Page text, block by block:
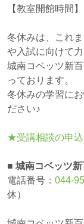
【教室開館時間
冬休みは、これ
や入試に向けて
城南コベッツ新
っております。
冬休みの学習に
ださい♪
★受講相談の申
■ 城南コベッツ
電話番号： 044-
休）